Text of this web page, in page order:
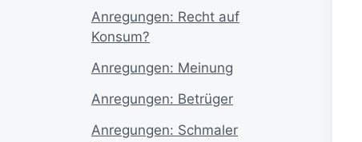
Anregungen: Recht auf
Konsum?
Anregungen: Meinung
Anregungen: Betrüger
Anregungen: Schmaler